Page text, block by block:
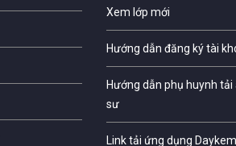
Xem lớp mới
Hướng dẫn đăng ký tài
Hướng dẫn phụ huynh
sư
Link tải ứng dụng